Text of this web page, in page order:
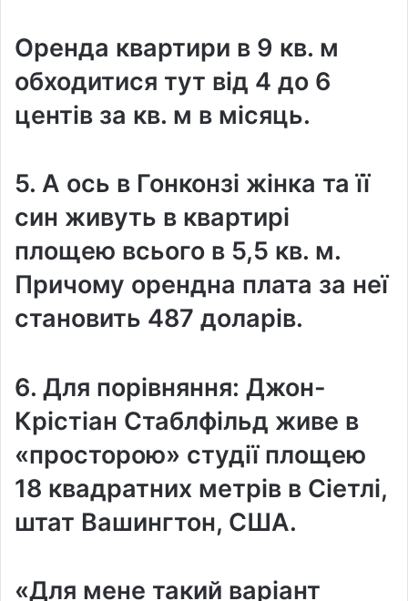
Оренда квартири в 9 кв. м
обходитися тут від 4 до 6
центів за кв. м в місяць.
5. А ось в Гонконзі жінка та її
син живуть в квартирі
площею всього в 5,5 кв. м.
Причому орендна плата за неї
становить 487 доларів.
6. Для порівняння: Джон-
Крістіан Стаблфільд живе в
«просторою» студії площею
18 квадратних метрів в Сіетлі,
штат Вашингтон, США.
«Для мене такий варіант